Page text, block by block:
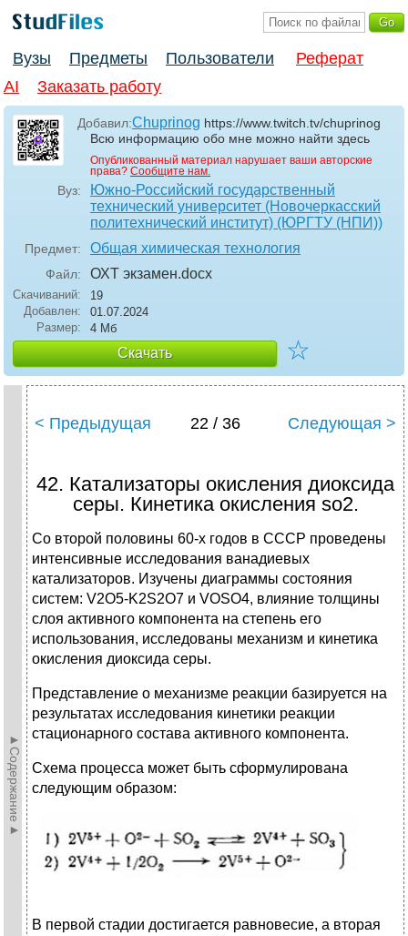
Вузы Предметы Пользователи
Реферат
AI
Заказать работу
Добавил:Chuprinog https://www.twitch.tv/chuprinog
Всю информацию обо мне можно найти здесь
Опубликованный материал нарушает ваши авторские
права? Сообщите нам.
Вуз:
Южно-Российский государственный
технический университет (Новочеркасский
политехнический институт) (ЮРГТУ (НПИ))
Предмет: Общая химическая технология
Файл: ОХТ экзамен.docx
Скачиваний:
19
Добавлен:
01.07.2024
Размер:
4 Мб
Скачать ☆
►Содержание►
< Предыдущая 22 / 36 Следующая >
42. Катализаторы окисления диоксида
серы. Кинетика окисления so2.
Со второй половины 60-х годов в СССР проведены
интенсивные исследования ванадиевых
катализаторов. Изучены диаграммы состояния
систем: V2O5-K2S2O7 и VOSO4, влияние толщины
слоя активного компонента на степень его
использования, исследованы механизм и кинетика
окисления диоксида серы.
Представление о механизме реакции базируется на
результатах исследования кинетики реакции
стационарного состава активного компонента.
Схема процесса может быть сформулирована
следующим образом:
В первой стадии достигается равновесие, а вторая